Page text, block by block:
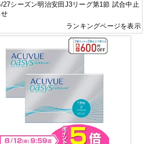
27シーズン明治安田J3リーグ第1節 試合中止
ランキングページを表示